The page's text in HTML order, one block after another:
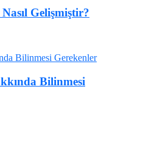
Gelişmiştir?
Bilinmesi